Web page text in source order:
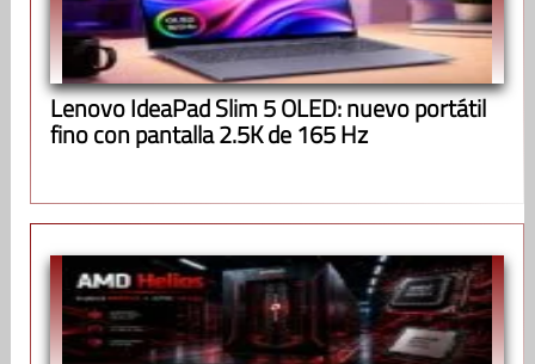
Lenovo IdeaPad Slim 5 OLED: nuevo portátil
fino con pantalla 2.5K de 165 Hz